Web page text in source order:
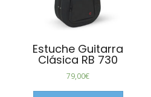
Estuche Guitarra
Clásica RB 730
79,00€